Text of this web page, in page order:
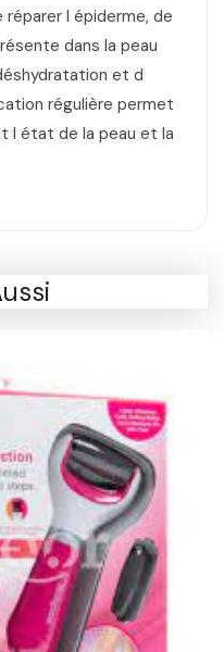
l épiderme, de
dans la peau
et d
régulière permet
l état de la peau et la